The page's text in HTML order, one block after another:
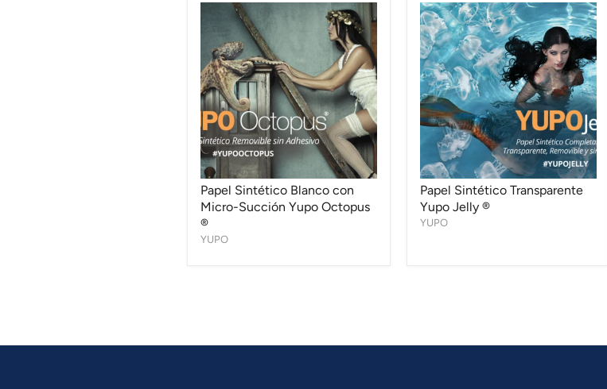
Sintético
Blanco
con
Micro-
Succión
Yupo
Octopus
®
Papel Sintético Blanco con
Micro-Succión Yupo Octopus
®
YUPO
Papel
Sintético
Transparente
Yupo
Jelly
®
Papel Sintético Transparente
Yupo Jelly ®
YUPO